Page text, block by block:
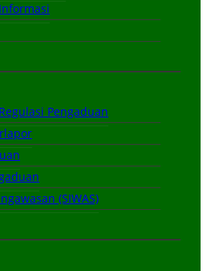
Pengaduan
(SIWAS)